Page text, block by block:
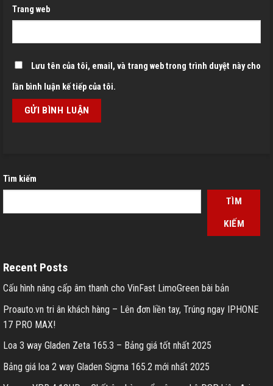
Trang web
Lưu tên của tôi, email, và trang web trong trình duyệt này cho
lần bình luận kế tiếp của tôi.
Tìm kiếm
TÌM
KIẾM
Recent Posts
Cấu hình nâng cấp âm thanh cho VinFast LimoGreen bài bản
Proauto.vn tri ân khách hàng – Lên đơn liền tay, Trúng ngay IPHONE
17 PRO MAX!
Loa 3 way Gladen Zeta 165.3 – Bảng giá tốt nhất 2025
Bảng giá loa 2 way Gladen Sigma 165.2 mới nhất 2025